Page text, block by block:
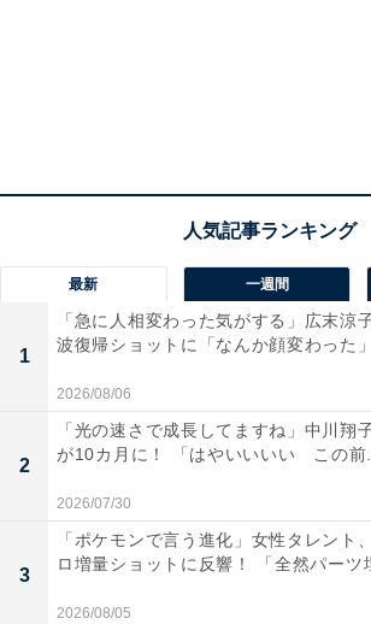
最新 一週間
1
「急に人相変わった気がする」広末涼
波復帰ショットに「なんか顔変わった
2026/08/06
2
「光の速さで成長してますね」中川翔
が10カ月に！ 「はやいいいい この前
2026/07/30
3
「ポケモンで言う進化」女性タレント
ロ増量ショットに反響！ 「全然パーツ
2026/08/05